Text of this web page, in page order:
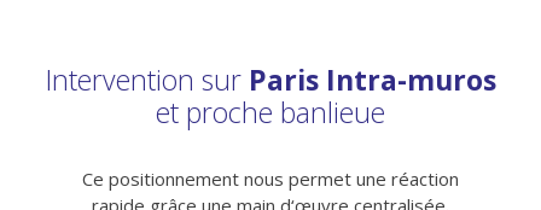
Intervention sur Paris Intra-muros
et proche banlieue
Ce positionnement nous permet une réaction
rapide grâce une main d‘œuvre centralisée.